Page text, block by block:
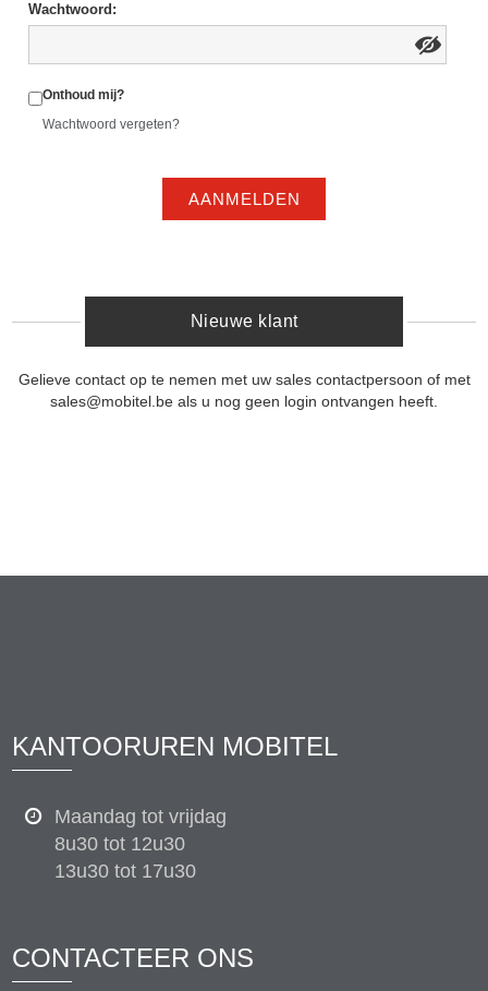
Wachtwoord:
Onthoud mij?
Wachtwoord vergeten?
AANMELDEN
Nieuwe klant
Gelieve contact op te nemen met uw sales contactpersoon of met
sales@mobitel.be als u nog geen login ontvangen heeft.
KANTOORUREN MOBITEL
Maandag tot vrijdag
8u30 tot 12u30
13u30 tot 17u30
CONTACTEER ONS